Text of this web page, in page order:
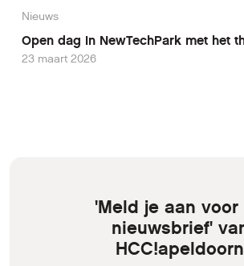
Nieuws
Open dag in NewTechPark met het
23 maart 2026
'Meld je aan voor
nieuwsbrief'
HCC!apeldoorn